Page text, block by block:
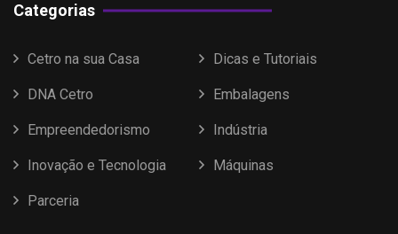
Categorias
Cetro na sua Casa Dicas e Tutoriais
DNA Cetro Embalagens
Empreendedorismo Indústria
Inovação e Tecnologia Máquinas
Parceria